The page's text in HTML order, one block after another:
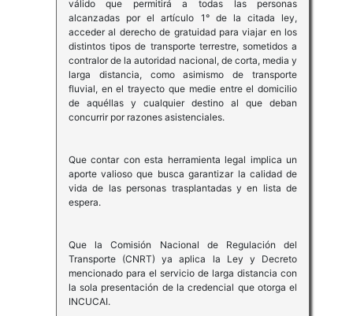
válido que permitirá a todas las personas
alcanzadas por el artículo 1° de la citada ley,
acceder al derecho de gratuidad para viajar en los
distintos tipos de transporte terrestre, sometidos a
contralor de la autoridad nacional, de corta, media y
larga distancia, como asimismo de transporte
fluvial, en el trayecto que medie entre el domicilio
de aquéllas y cualquier destino al que deban
concurrir por razones asistenciales.
Que contar con esta herramienta legal implica un
aporte valioso que busca garantizar la calidad de
vida de las personas trasplantadas y en lista de
espera.
Que la Comisión Nacional de Regulación del
Transporte (CNRT) ya aplica la Ley y Decreto
mencionado para el servicio de larga distancia con
la sola presentación de la credencial que otorga el
INCUCAI.